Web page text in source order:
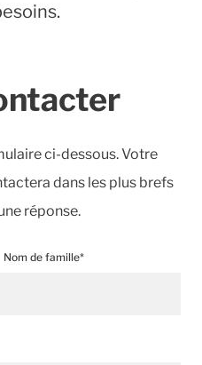
ci-dessous. Votre
dans les plus brefs
réponse.
Nom de famille*